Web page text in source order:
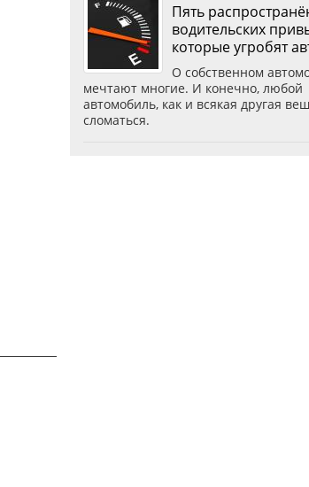
Пять
водительских
которые угробят
О собственном
мечтают многие. И конечно, любой
автомобиль, как и всякая другая
сломаться.